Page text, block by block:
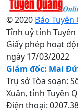
© 2020 Báo
Tỉnh uỷ tỉnh
Giấy phép hoạt
ngày 17/03/2022
Giám đốc: Mai
Trụ sở Tòa soạn:
Xuân, tỉnh Tuyên
Điện thoại: